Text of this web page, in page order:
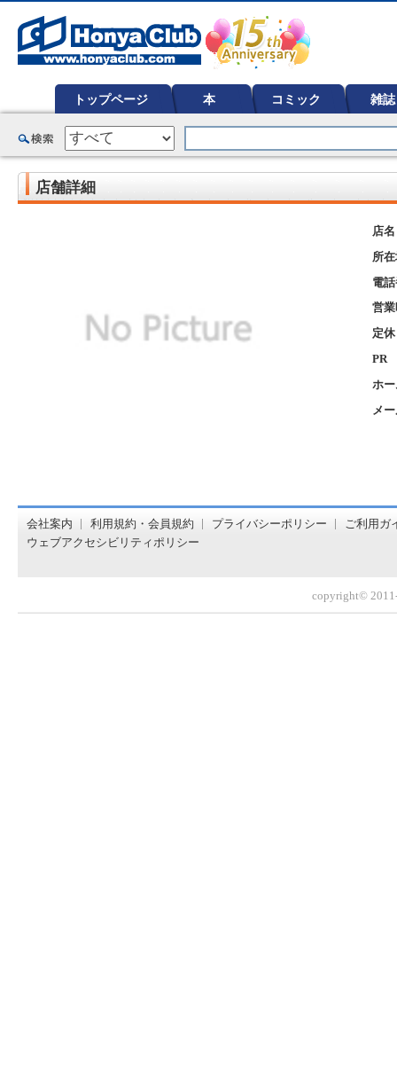
トップページ 本 コミック 雑誌
ど在庫も充実
店舗詳細
店名
所
電
営
定
PR
ホ
メ
会社案内 利用規約・会員規約 プライバシーポリシー
ご利用ガ
ウェブアクセシビリティポリシー
copyright©